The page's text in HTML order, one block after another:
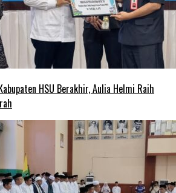
HSU Berakhir, Aulia Helmi Raih